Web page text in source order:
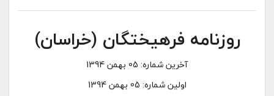
روزنامه فرهیختگان (خراسان)
آخرین شماره: 05 بهمن 1394
اولین شماره: 05 بهمن 1394